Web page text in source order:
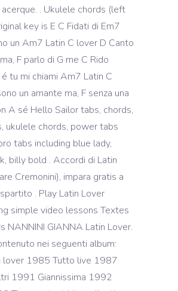
. Ukulele chords (left
key is E C Fidati di Em7
un Am7 Latin C lover D Canto
F parlo di G me C Rido
tu mi chiami Am7 Latin C
un amante ma, F senza una
A sé Hello Sailor tabs, chords,
ukulele chords, power tabs
tabs including blue lady,
billy bold . Accordi di Latin
Cremonini), impara gratis a
. Play Latin Lover
simple video lessons Textes
NANNINI GIANNA Latin Lover.
nei seguenti album:
lover 1985 Tutto live 1987
1991 Giannissima 1992